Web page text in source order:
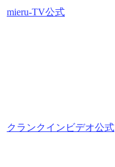
mieru-TV公式
クランクインビデオ公式